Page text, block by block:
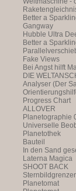
Weltbild
Better a
Gangway
Hubble Ultra
Better a
Fake Views
Bei Angst hilft
DIE
Analyser (Der
Progress Chart
ALLOVER
Planetographie
Universelle
Planetothek
Bauteil
In den Sand
Laterna Magica
SHOOT BACK
Planetomat